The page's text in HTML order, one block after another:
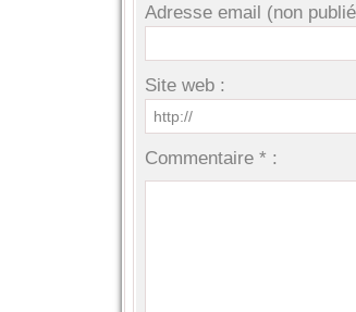
Adresse email (non
Site web :
Commentaire * :